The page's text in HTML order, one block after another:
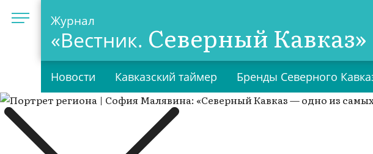
Журнал
«Вестник. Северный Кавказ»
Новости Кавказский таймер Бренды Северного